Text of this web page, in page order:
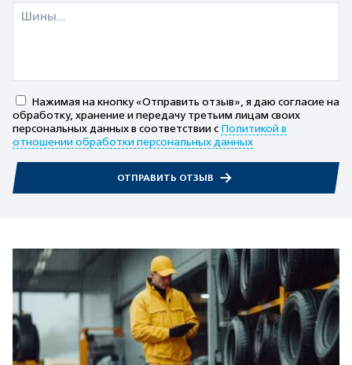
Нажимая на кнопку «Отправить отзыв», я даю согласие на
обработку, хранение и передачу третьим лицам своих
персональных данных в соответствии с Политикой в
отношении обработки персональных данных
ОТПРАВИТЬ ОТЗЫВ